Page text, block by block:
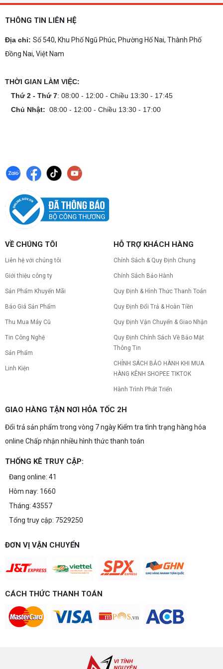
phù hợp, đảm bảo hệ thống vận hành ổn định và
tối ưu chi phí. Xem ngay hướng dẫn tại đây
khi build: socket CPU mainboard, chuẩn RAM,
copy nhanh.
PC gaming nóng quạt kêu to: Nguyên
Tình trạng PC gaming nóng quạt kêu to khiến
máy giật lag, giảm tuổi thọ? Tìm hiểu ngay
nguyên nhân và cách khắc phục hiệu quả để máy
ra mắt: Nhanh, Mạnh, Giá tốt
CPU AMD Ryzen 7 7700X3D chính thức ra mắt
với công nghệ 3D V-Cache đỉnh cao, mang lại
hiệu năng chơi game vượt trội. Khám phá chi tiết
10 Nguyên nhân khiến PC gaming bị tụt
FPS thường gặp
10 nguyên nhân khiến máy tụt FPS khi chơi game
Nguyễn Thắng.
NVIDIA Hoãn Ra Mắt Dòng RTX 50
SUPER: Card Đã Tới Tay Đối Tác Nhưng
"Mắc Kẹt" Vì Giá RAM GDDR7 3GB
NVIDIA đột ngột tạm hoãn ra mắt dòng card đồ
bến nhà máy của các đối tác. Nguyên nhân chính
phiên bản 2GB tiêu chuẩn. Cùng khám phá chi tiết
NVIDIA và lời khuyên mua sắm dành cho game
Build PC gaming 30 triệu: Cấu hình
Bạn đang tìm cấu hình build PC gaming 30 triệu
chơi game cấu hình đỉnh cao, đáng xuống tiền.
Build PC gaming 20 triệu: Chiến game,
Build PC gaming 15 triệu chơi được
theo đúng ngân sách.
Build PC Gaming theo ngân sách từ 10
Build PC gaming theo ngân sách từ 10-40 triệu:
Intel/AMD và tránh sai tương thích. Tư vấn miễn
phí tại Vi tính Nguyễn Thắng.
PLUS – NHẬN VOUCHER ĐẾN 800K
THÔNG TIN LIÊN HỆ
Địa chỉ: Số 540, Khu Phố Ngũ Phúc, Phường Hố Nai, Thành Phố
Đồng Nai, Việt Nam
THỜI GIAN LÀM VIỆC:
Thứ 2 - Thứ 7: 08:00 - 12:00 - Chiều 13:30 - 17:45
Chủ Nhật: 08:00 - 12:00 - Chiều 13:30 - 17:00
VỀ CHÚNG TÔI
Liên hệ với chúng tôi
Giới thiệu công ty
Sản Phẩm Khuyến Mãi
Báo Giá Sản Phẩm
Thu Mua Máy Cũ
Tin Công Nghệ
Sản Phẩm
Linh Kiện
HỖ TRỢ KHÁCH HÀNG
Chính Sách & Quy Định Chung
Chính Sách Bảo Hành
Quy Định & Hình Thức Thanh Toán
Quy Định Đổi Trả & Hoàn Tiền
Quy Định Vận Chuyển & Giao Nhận
Quy Định Chính Sách Về Bảo Mật
Thông Tin
CHÍNH SÁCH BẢO HÀNH KHI MUA
HÀNG KÊNH SHOPEE TIKTOK
Hành Trình Phát Triển
GIAO HÀNG TẬN NƠI HỎA TỐC 2H
Đổi trả sản phẩm trong vòng 7 ngày Kiểm tra tình trạng hàng hóa
online Chấp nhận nhiều hình thức thanh toán
THỐNG KÊ TRUY CẬP:
Đang online: 41
Hôm nay: 1660
Tháng: 43557
Tổng truy cập: 7529250
ĐƠN VỊ VẬN CHUYỂN
CÁCH THỨC THANH TOÁN